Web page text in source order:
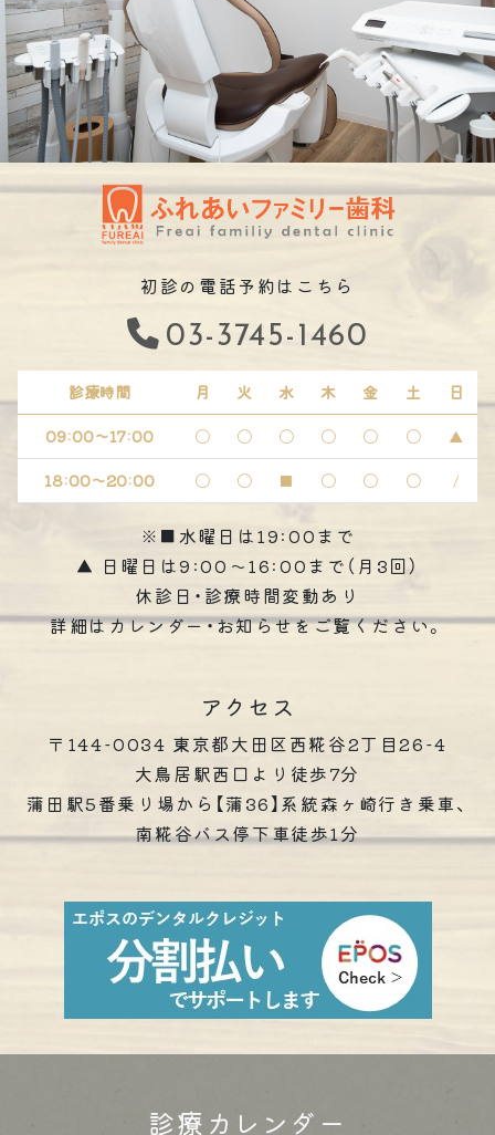
初診の電話予約はこちら
03-3745-1460
診療時間 月 火 水 木 金 土
日
09:00～17:00
〇 〇 〇 〇 〇 〇
▲
18:00～20:00
〇 〇 ■ 〇 〇 〇 /
※■水曜日は19:00まで
▲ 日曜日は9:00～16:00まで（月3回）
休診日・診療時間変動あり
詳細はカレンダー・お知らせをご覧ください。
アクセス
〒144-0034 東京都大田区西糀谷2丁目26-4
大鳥居駅西口より徒歩7分
蒲田駅5番乗り場から【蒲36】系統森ヶ崎行き乗車、
南糀谷バス停下車徒歩1分
診療カレンダー